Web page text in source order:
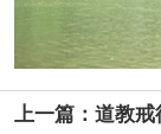
上一篇：道教